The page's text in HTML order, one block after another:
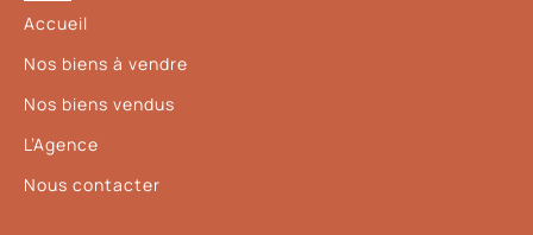
Accueil
Nos biens à vendre
Nos biens vendus
L’Agence
Nous contacter